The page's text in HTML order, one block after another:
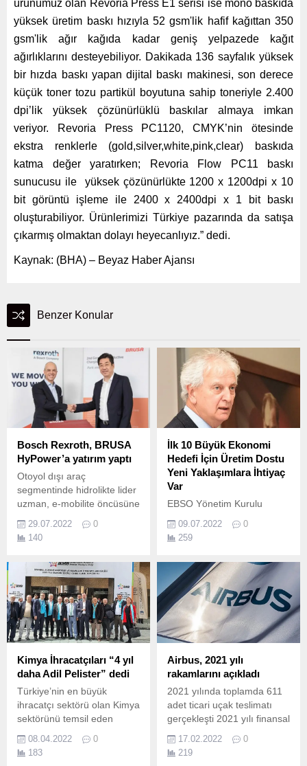
ürünümüz olan Revoria Press E1 serisi ise mono baskıda
yüksek üretim baskı hızıyla 52 gsm'lik hafif kağıttan 350
gsm'lik ağır kağıda kadar geniş yelpazede kağıt
ağırlıklarını desteyebiliyor. Dakikada 136 sayfalık yüksek
bir hızda baskı yapan dijital baskı makinesi, son derece
küçük toner tozu partikül boyutuna sahip toneriyle 2.400
dpi’lik yüksek çözünürlüklü baskılar almaya imkan
veriyor. Revoria Press PC1120, CMYK’nin ötesinde
ekstra renklerle (gold,silver,white,pink,clear) baskıda
katma değer yaratırken; Revoria Flow PC11 baskı
sunucusu ile yüksek çözünürlükte 1200 x 1200dpi x 10
bit görüntü işleme ile 2400 x 2400dpi x 1 bit baskı
oluşturabiliyor. Ürünlerimizi Türkiye pazarında da satışa
çıkarmış olmaktan dolayı heyecanlıyız.” dedi.
Kaynak: (BHA) – Beyaz Haber Ajansı
Benzer Konular
Bosch Rexroth, BRUSA
HyPower’a yatırım yaptı
Otoyol dışı araç
segmentinde hidrolikte lider
uzman, e-mobilite öncüsüne
yatırım yapıyor; her iki taraf
da mobil iş makineleri için
elektrikli sürücülerin
pazarlanması konusundaki
iş birliğini yoğunlaştırmak
istiyor.
29.07.2022
0
140
İlk 10 Büyük Ekonomi
Hedefi İçin Üretim Dostu
Yeni Yaklaşımlara İhtiyaç
Var
EBSO Yönetim Kurulu
Başkanı Ender Yorgancılar,
sanayicinin önü açıldıkça
üretimin artacağını, üretimin
sürdürülebilir bir artış
yakalanabileceğini söyledi.
09.07.2022
0
259
Kimya İhracatçıları “4 yıl
daha Adil Pelister” dedi
Türkiye’nin en büyük
ihracatçı sektörü olan Kimya
sektörünü temsil eden
ve Mamulleri İhracatçıları
Birliği'nin (İKMİB) Olağan
08.04.2022
0
183
Airbus, 2021 yılı
rakamlarını açıkladı
2021 yılında toplamda 611
adet ticari uçak teslimatı
gerçekleşti 2021 yılı finansal
güçlü operasyonel
performansı yansıtıyor
17.02.2022
0
219